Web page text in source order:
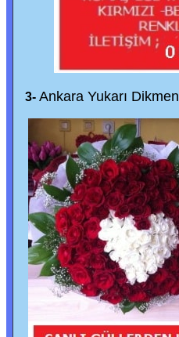
3- Ankara Yukarı Dikmen